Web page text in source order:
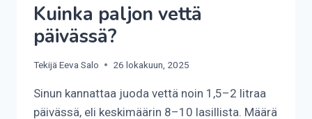
Kuinka paljon vettä
päivässä?
Tekijä Eeva Salo 26 lokakuun, 2025
Sinun kannattaa juoda vettä noin 1,5–2 litraa
päivässä, eli keskimäärin 8–10 lasillista. Määrä